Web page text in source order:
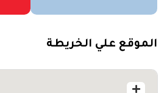
الموقع علي الخريطة